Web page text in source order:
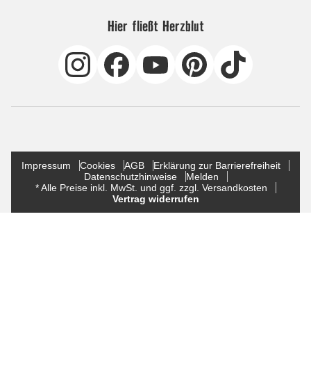
Hier fließt Herzblut
Impressum Cookies AGB
Erklärung zur Barrierefreiheit
Datenschutzhinweise
Melden
* Alle Preise inkl. MwSt. und ggf. zzgl. Versandkosten
Vertrag widerrufen